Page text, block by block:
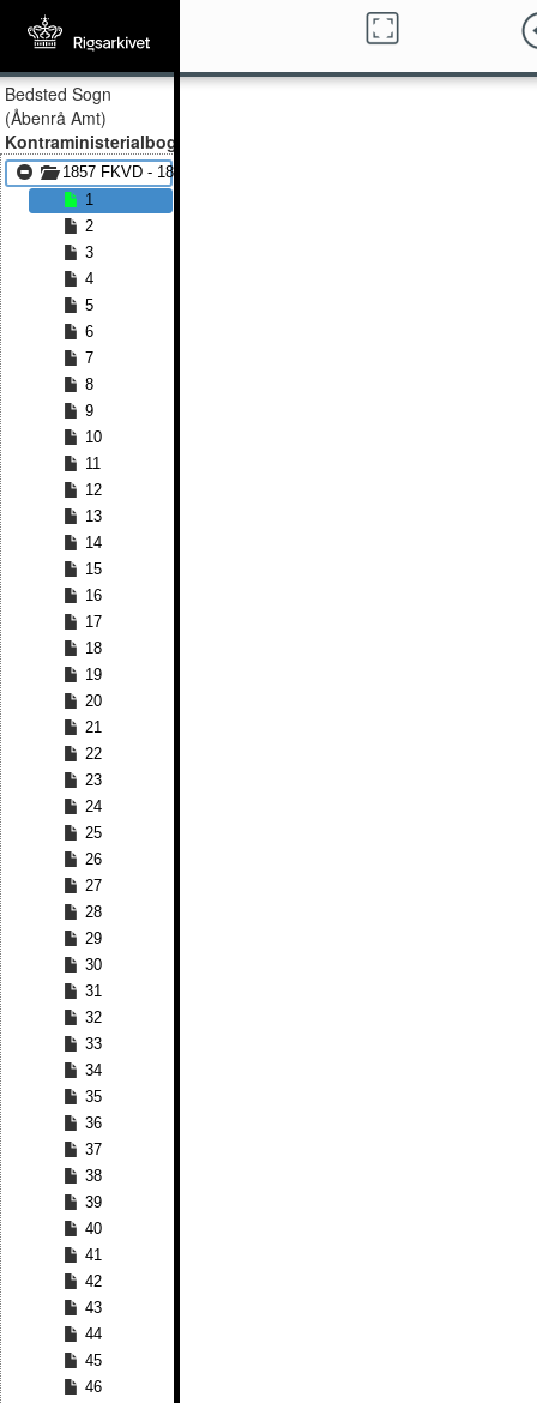
Bedsted Sogn
(Åbenrå Amt)
Kontraministerialbog
1857 FKVD - 1898 FKVD
1
2
3
4
5
6
7
8
9
10
11
12
13
14
15
16
17
18
19
20
21
22
23
24
25
26
27
28
29
30
31
32
33
34
35
36
37
38
39
40
41
42
43
44
45
46